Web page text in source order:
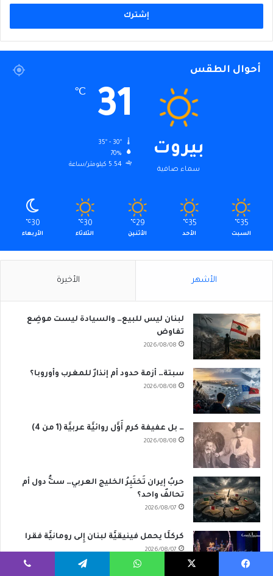
الإلكتروني
أحوال الطقس
بيروت
سماء صافية
31
℃
70%
5.54 كيلومتر/ساعة
35
℃
السبت
35
℃
الأحد
29
℃
الأثنين
30
℃
الثلاثاء
30
℃
الأربعاء
الأشهر الأخيرة
لبنان ليس للبيع… والسيادة ليست موضِع
تفاوض
2026/08/08
سبتة… أزمة حدود أم إنذارٌ للمغرب وأوروبا؟
2026/08/08
… بل عفيفة كرم أَوَّل روائيَّة عربيَّة (1 من 4)
2026/08/08
حربُ إيران تَختَبِرُ الخليج العربي… ستُّ دول أم
تحالفٌ واحد؟
2026/08/07
كركلَّا يحمل فينيقيَّة لبنان إِلى رومانيَّة فقرا
2026/08/07